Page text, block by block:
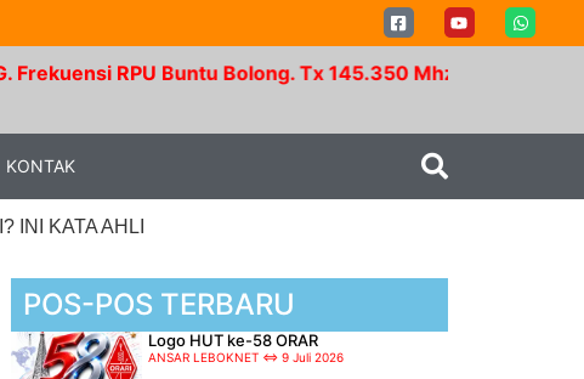
RPU Buntu Bolong. Tx 145.350 Mhz - Rx 147.950
KONTAK
INI KATA AHLI
POS-POS TERBARU
Logo HUT ke-58 ORAR
ANSAR LEBOKNET 9 Juli 2026